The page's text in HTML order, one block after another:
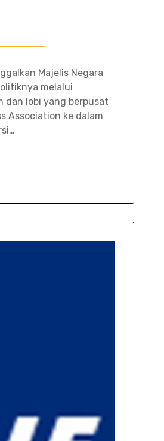
Majelis Negara
melalui
dan lobi yang berpusat
Association ke dalam